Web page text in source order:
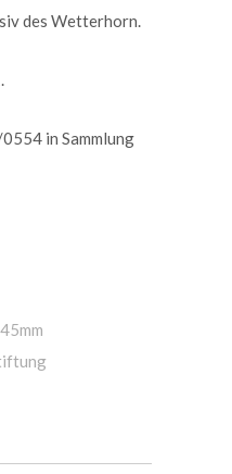
des Wetterhorn.
in Sammlung